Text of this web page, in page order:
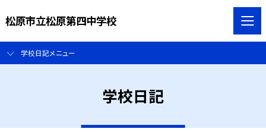
松原市立松原第四中学校
学校日記メニュー
学校日記